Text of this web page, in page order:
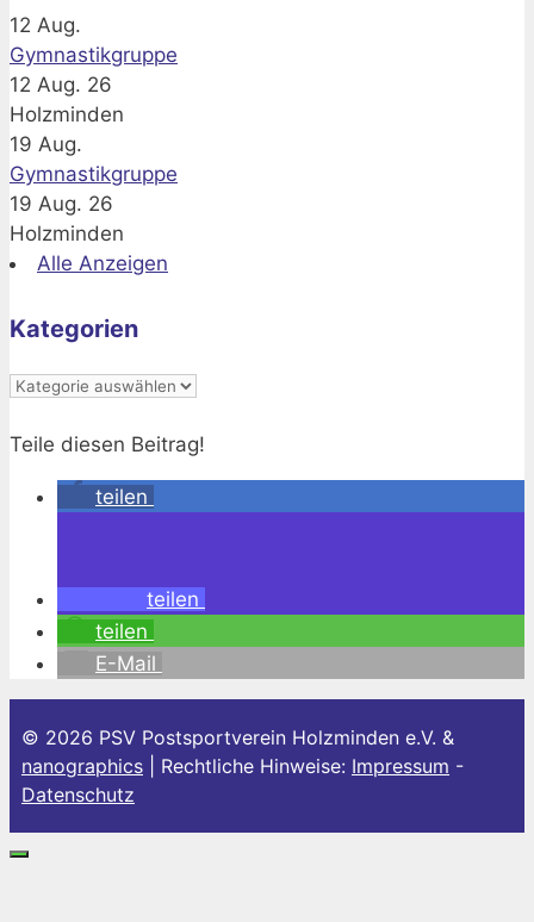
12 Aug.
Gymnastikgruppe
12 Aug. 26
Holzminden
19 Aug.
Gymnastikgruppe
19 Aug. 26
Holzminden
Alle Anzeigen
Kategorien
Kategorien
Teile diesen Beitrag!
teilen
teilen
teilen
E-Mail
© 2026 PSV Postsportverein Holzminden e.V. &
nanographics | Rechtliche Hinweise: Impressum -
Datenschutz
Schließen